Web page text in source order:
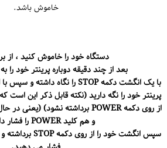
خاموش باشد.
دستگاه خود را خاموش کنید ، از
بعد از چند دقیقه دوباره پرینتر خود
پرینتر خود را نگه دارید (نکته قابل ذکر این است
و هم کلید POWER را فشار داده اید)